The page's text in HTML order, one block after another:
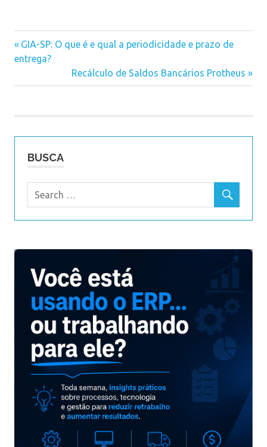
Navegação
Previous
Post:
GIA-SP: O que é e qual a periodicidade e prazo de
entrega?
Next
Post:
Recálculo de Saldos Bancários Protheus
BUSCA